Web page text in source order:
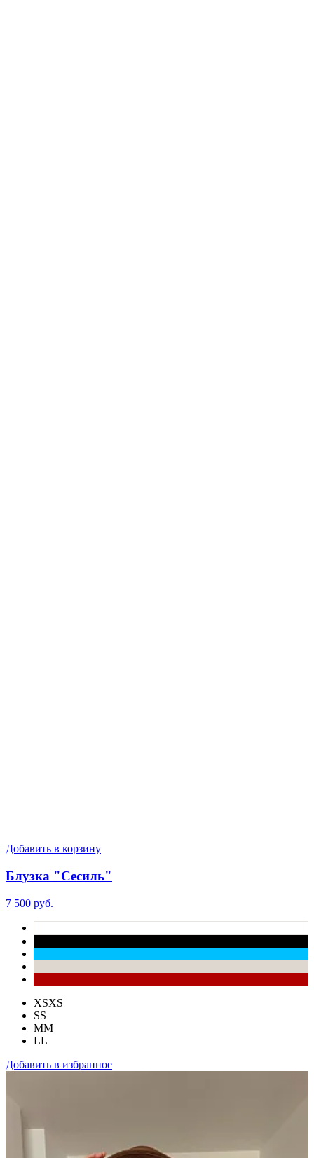
Добавить в корзину
Блузка "Сесиль"
7 500 руб.
XSXS
SS
MM
LL
Добавить в избранное